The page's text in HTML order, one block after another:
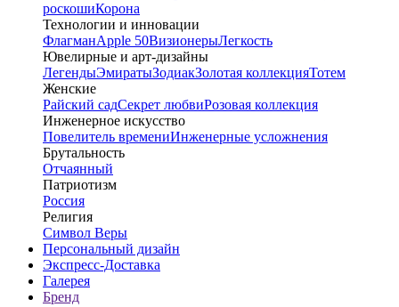
роскошиКорона
Технологии и инновации
ФлагманApple 50ВизионерыЛегкость
Ювелирные и арт-дизайны
ЛегендыЭмиратыЗодиакЗолотая коллекцияТотем
Женские
Райский садСекрет любвиРозовая коллекция
Инженерное искусство
Повелитель времениИнженерные усложнения
Брутальность
Отчаянный
Патриотизм
Россия
Религия
Символ Веры
Персональный дизайн
Экспресс-Доставка
Галерея
Бренд